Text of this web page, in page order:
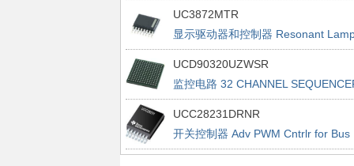
UC3872MTR
显示驱动器和控制器 Resonant
Ballast Controller
UCD90320UZWSR
监控电路 32 CHANNEL
UCC28231DRNR
开关控制器 Adv PWM Cntrlr for Bus
Cnvrtrs